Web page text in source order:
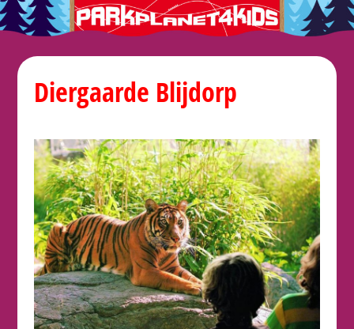
Diergaarde Blijdorp